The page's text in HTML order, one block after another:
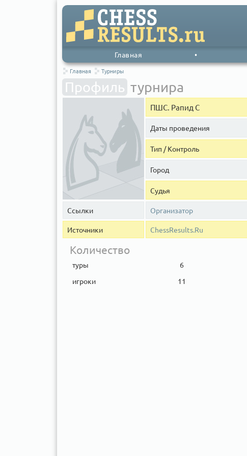
Главная •
Главная Турниры
Профиль турнира
ПШС. Рапид C
Даты проведения
Тип / Контроль
Город
Судья
Ссылки Организатор
Источники ChessResults.Ru
Количество
туры
6
игроки
11